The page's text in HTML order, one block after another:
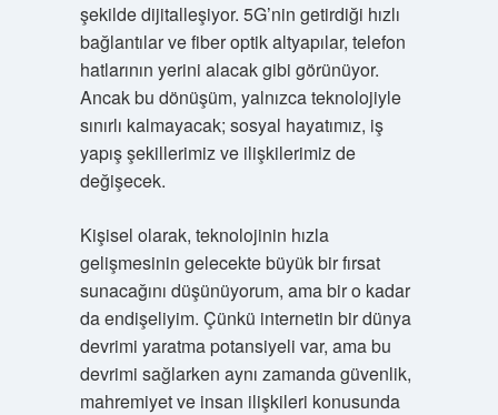
şekilde dijitalleşiyor. 5G’nin getirdiği hızlı
bağlantılar ve fiber optik altyapılar, telefon
hatlarının yerini alacak gibi görünüyor.
Ancak bu dönüşüm, yalnızca teknolojiyle
sınırlı kalmayacak; sosyal hayatımız, iş
yapış şekillerimiz ve ilişkilerimiz de
değişecek.
Kişisel olarak, teknolojinin hızla
gelişmesinin gelecekte büyük bir fırsat
sunacağını düşünüyorum, ama bir o kadar
da endişeliyim. Çünkü internetin bir dünya
devrimi yaratma potansiyeli var, ama bu
devrimi sağlarken aynı zamanda güvenlik,
mahremiyet ve insan ilişkileri konusunda